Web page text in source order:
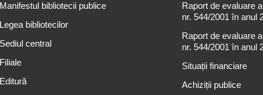
Manifestul bibliotecii publice
Legea bibliotecilor
Sediul central
Filiale
Editură
Raport de evaluare
nr. 544/2001 în anul
Raport de evaluare
nr. 544/2001 în anul
Situații financiare
Achiziții publice